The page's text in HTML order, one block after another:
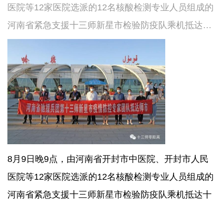
医院等12家医院选派的12名核酸检测专业人员组成的
河南省紧急支援十三师新星市检验防疫队乘机抵达十
8月9日晚9点，由河南省开封市中医院、开封市人民
医院等12家医院选派的12名核酸检测专业人员组成的
河南省紧急支援十三师新星市检验防疫队乘机抵达十